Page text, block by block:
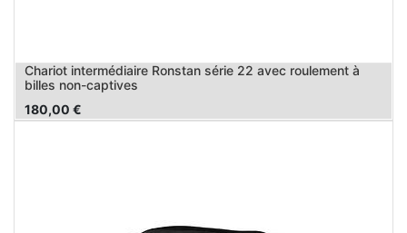
Chariot intermédiaire Ronstan série 22 avec roulement à
billes non-captives
180,00 €